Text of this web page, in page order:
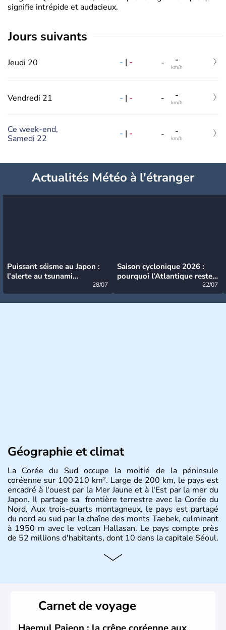
signifie intrépide et audacieux.
jours suivants
Jeudi 20 - | - - -
km/h
Vendredi 21 - | - - -
km/h
Ce week-end,
Samedi 22
- | - - -
km/h
Actualités Météo à l'étranger
Puissant séisme au Japon :
l’alerte au tsunami
28/07
Saison cyclonique 2026 :
pourquoi l’Atlantique reste
22/07
Géographie et climat
La Corée du Sud occupe la moitié de la péninsule
coréenne sur 100 210 km². Large de 200 km, le pays est
encadré à l'ouest par la Mer Jaune et à l'Est par la mer du
Japon. Il partage sa frontière terrestre avec la Corée du
Nord. Aux trois-quarts montagneux, le pays est partagé
du nord au sud par la chaîne des monts Taebek, culminant
à 1950 m avec le volcan Hallasan. Le pays compte près
de 52 millions d'habitants, dont 10 dans la capitale Séoul.
Histoire et administration
christianisme et le bouddhisme en sont les deux
principales religions. Ce pays partage sa culture avec la
Corée du Nord. Les Jeux Olympiques s’y sont déroulés en
Carnet de voyage